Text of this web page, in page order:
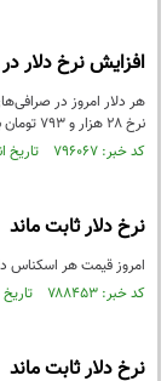
افزایش نرخ دلار
نرخ ۲۸ هزار و ۷۹۳ تومان به فروش رسید.
کد خبر: ۷۹۶۰۶۷ تاریخ انتشار : ۱۴۰۱/۰۷/۰۴
نرخ دلار ثابت ماند
امروز قیمت هر اسکناس دلار
کد خبر: ۷۸۸۴۵۳ تاریخ انتشار : ۱۴۰۱/۰۵/۰۷
نرخ دلار ثابت ماند